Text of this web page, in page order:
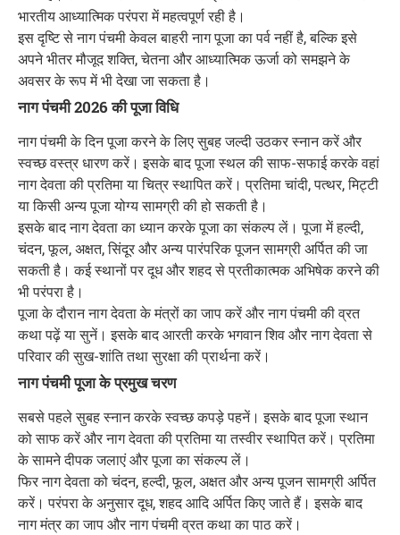
भारतीय आध्यात्मिक परंपरा में महत्वपूर्ण रही है।
इस दृष्टि से नाग पंचमी केवल बाहरी नाग पूजा का पर्व नहीं है, बल्कि इसे
अपने भीतर मौजूद शक्ति, चेतना और आध्यात्मिक ऊर्जा को समझने के
अवसर के रूप में भी देखा जा सकता है।
नाग पंचमी 2026 की पूजा विधि
नाग पंचमी के दिन पूजा करने के लिए सुबह जल्दी उठकर स्नान करें और
स्वच्छ वस्त्र धारण करें। इसके बाद पूजा स्थल की साफ-सफाई करके वहां
नाग देवता की प्रतिमा या चित्र स्थापित करें। प्रतिमा चांदी, पत्थर, मिट्टी
या किसी अन्य पूजा योग्य सामग्री की हो सकती है।
इसके बाद नाग देवता का ध्यान करके पूजा का संकल्प लें। पूजा में हल्दी,
चंदन, फूल, अक्षत, सिंदूर और अन्य पारंपरिक पूजन सामग्री अर्पित की जा
सकती है। कई स्थानों पर दूध और शहद से प्रतीकात्मक अभिषेक करने की
भी परंपरा है।
पूजा के दौरान नाग देवता के मंत्रों का जाप करें और नाग पंचमी की व्रत
कथा पढ़ें या सुनें। इसके बाद आरती करके भगवान शिव और नाग देवता से
परिवार की सुख-शांति तथा सुरक्षा की प्रार्थना करें।
नाग पंचमी पूजा के प्रमुख चरण
सबसे पहले सुबह स्नान करके स्वच्छ कपड़े पहनें। इसके बाद पूजा स्थान
को साफ करें और नाग देवता की प्रतिमा या तस्वीर स्थापित करें। प्रतिमा
के सामने दीपक जलाएं और पूजा का संकल्प लें।
फिर नाग देवता को चंदन, हल्दी, फूल, अक्षत और अन्य पूजन सामग्री अर्पित
करें। परंपरा के अनुसार दूध, शहद आदि अर्पित किए जाते हैं। इसके बाद
नाग मंत्र का जाप और नाग पंचमी व्रत कथा का पाठ करें।